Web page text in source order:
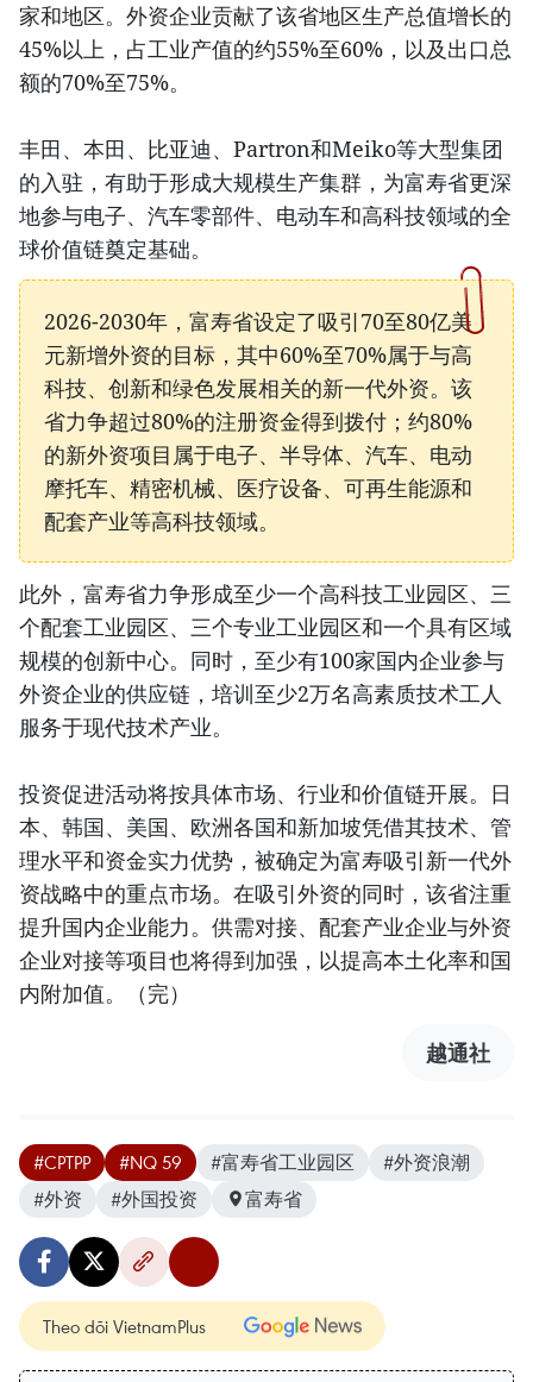
家和地区。外资企业贡献了该省地区生产总值增长的
45%以上，占工业产值的约55%至60%，以及出口总
额的70%至75%。
丰田、本田、比亚迪、Partron和Meiko等大型集团
的入驻，有助于形成大规模生产集群，为富寿省更深
地参与电子、汽车零部件、电动车和高科技领域的全
球价值链奠定基础。
2026-2030年，富寿省设定了吸引70至80亿美
元新增外资的目标，其中60%至70%属于与高
科技、创新和绿色发展相关的新一代外资。该
省力争超过80%的注册资金得到拨付；约80%
的新外资项目属于电子、半导体、汽车、电动
摩托车、精密机械、医疗设备、可再生能源和
配套产业等高科技领域。
此外，富寿省力争形成至少一个高科技工业园区、三
个配套工业园区、三个专业工业园区和一个具有区域
规模的创新中心。同时，至少有100家国内企业参与
外资企业的供应链，培训至少2万名高素质技术工人
服务于现代技术产业。
投资促进活动将按具体市场、行业和价值链开展。日
本、韩国、美国、欧洲各国和新加坡凭借其技术、管
理水平和资金实力优势，被确定为富寿吸引新一代外
资战略中的重点市场。在吸引外资的同时，该省注重
提升国内企业能力。供需对接、配套产业企业与外资
企业对接等项目也将得到加强，以提高本土化率和国
内附加值。（完）
越通社
#CPTPP #NQ 59 #富寿省工业园区
#外资浪潮
#外资
#外国投资 富寿省
Theo dõi VietnamPlus